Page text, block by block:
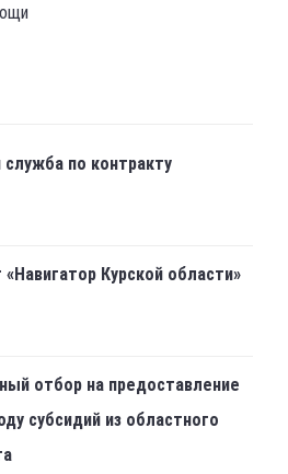
служба по контракту
Курской области»
отбор на предоставление
субсидий из областного